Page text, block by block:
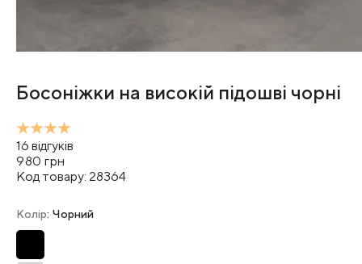
Босоніжки на високій підошві чорні
16 відгуків
980 грн
Код товару: 28364
Колір: Чорний